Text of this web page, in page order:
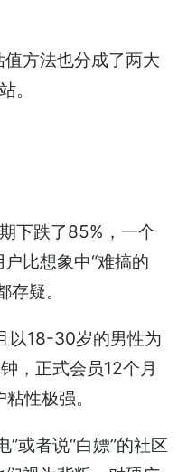
方法也分成了两大
。
下跌了85%，一个
比想象中“难搞的
疑。
以18-30岁的男性为
，正式会员12个月
性极强。
”或者说“白嫖”的社区